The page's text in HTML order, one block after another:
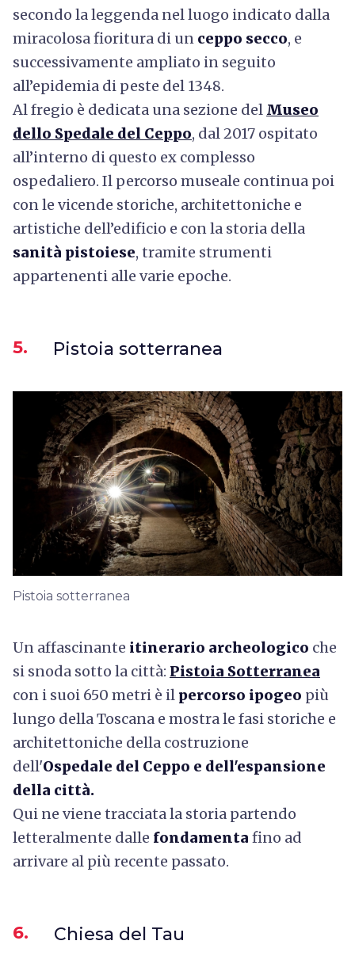
secondo la leggenda nel luogo indicato dalla
miracolosa fioritura di un ceppo secco, e
successivamente ampliato in seguito
all’epidemia di peste del 1348.
Al fregio è dedicata una sezione del Museo
dello Spedale del Ceppo, dal 2017 ospitato
all’interno di questo ex complesso
ospedaliero. Il percorso museale continua poi
con le vicende storiche, architettoniche e
artistiche dell’edificio e con la storia della
sanità pistoiese, tramite strumenti
appartenenti alle varie epoche.
5. Pistoia sotterranea
Pistoia sotterranea
Un affascinante itinerario archeologico che
si snoda sotto la città: Pistoia Sotterranea
con i suoi 650 metri è il percorso ipogeo più
lungo della Toscana e mostra le fasi storiche e
architettoniche della costruzione
dell'Ospedale del Ceppo e dell'espansione
della città.
Qui ne viene tracciata la storia partendo
letteralmente dalle fondamenta fino ad
arrivare al più recente passato.
6. Chiesa del Tau